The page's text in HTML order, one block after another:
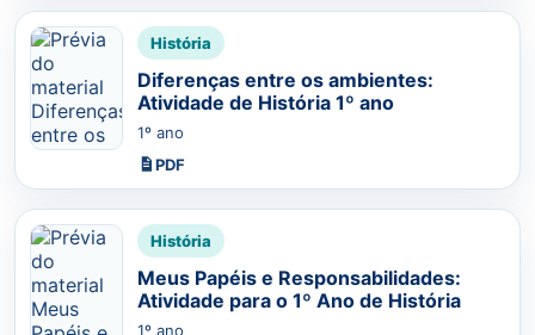
História
Diferenças entre os ambientes:
Atividade de História 1º ano
1º ano
PDF
História
Meus Papéis e Responsabilidades:
Atividade para o 1º Ano de História
1º ano